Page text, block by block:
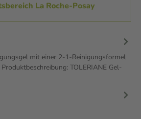
La Roche-Posay
mit einer 2-1-Reinigungsformel
TOLERIANE Gel-